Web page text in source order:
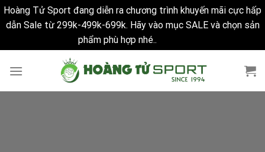
Hoàng Tử Sport đang diễn ra chương trình khuyến mãi cực hấp
dẫn Sale từ 299k-499k-699k. Hãy vào mục SALE và chọn sản
phẩm phù hợp nhé..